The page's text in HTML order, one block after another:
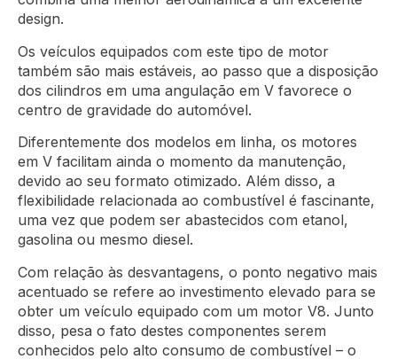
design.
Os veículos equipados com este tipo de motor
também são mais estáveis, ao passo que a disposição
dos cilindros em uma angulação em V favorece o
centro de gravidade do automóvel.
Diferentemente dos modelos em linha, os motores
em V facilitam ainda o momento da manutenção,
devido ao seu formato otimizado. Além disso, a
flexibilidade relacionada ao combustível é fascinante,
uma vez que podem ser abastecidos com etanol,
gasolina ou mesmo diesel.
Com relação às desvantagens, o ponto negativo mais
acentuado se refere ao investimento elevado para se
obter um veículo equipado com um motor V8. Junto
disso, pesa o fato destes componentes serem
conhecidos pelo alto consumo de combustível – o